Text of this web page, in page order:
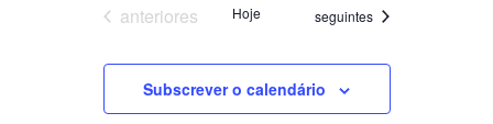
Eventos
anteriores Hoje Eventos
seguintes
Subscrever o calendário